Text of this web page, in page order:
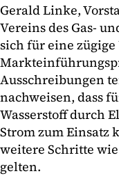
Gerald Linke,
Vereins des Gas-
sich für eine zügige
Ausschreibungen
nachweisen, dass
Wasserstoff durch
Strom zum Einsatz
weitere Schritte
gelten.